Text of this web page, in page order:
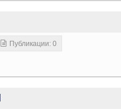
Публикации: 0